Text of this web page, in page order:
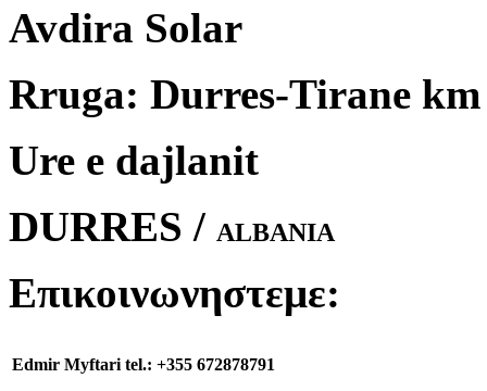
Avdira Solar
Rruga: Durres-Tirane km
Ure e dajlanit
DURRES / ALBANIA
Επικοινωνηστεμε:
Edmir Myftari tel.: +355 672878791